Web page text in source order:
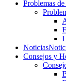
Problemas de
Noticias
Consejos y